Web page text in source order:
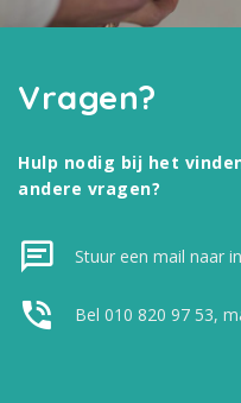
Vragen?
Hulp nodig bij het
andere vragen?
Stuur een mail naar
Bel 010 820 97 53,